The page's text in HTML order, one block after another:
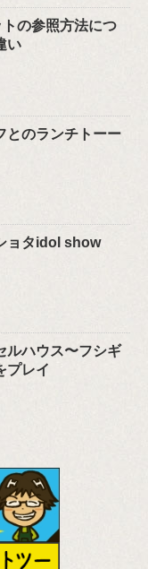
の参照方法につ
い
とのランチトーー
ョタidol show
ルハウス〜フシギ
プレイ